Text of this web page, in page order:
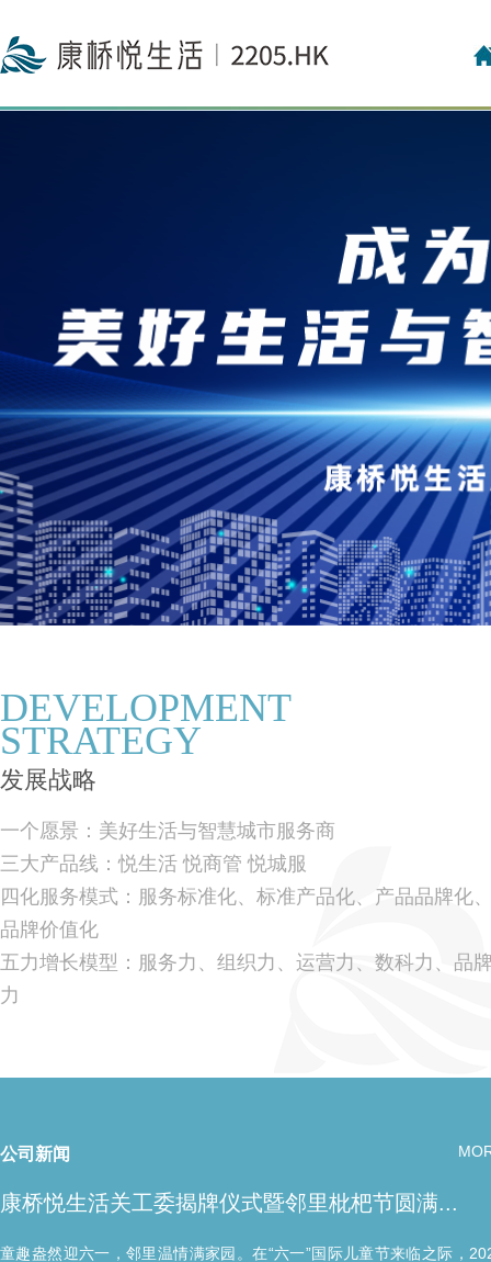
DEVELOPMENT
STRATEGY
发展战略
一个愿景：美好生活与智慧城市服务商
三大产品线：悦生活 悦商管 悦城服
四化服务模式：服务标准化、标准产品化、产品品牌化
品牌价值化
五力增长模型：服务力、组织力、运营力、数科力、品
力
公司新闻
康桥悦生活关工委揭牌仪式暨邻里枇杷节圆满...
童趣盎然迎六一，邻里温情满家园。在“六一”国际儿童节来临之际，